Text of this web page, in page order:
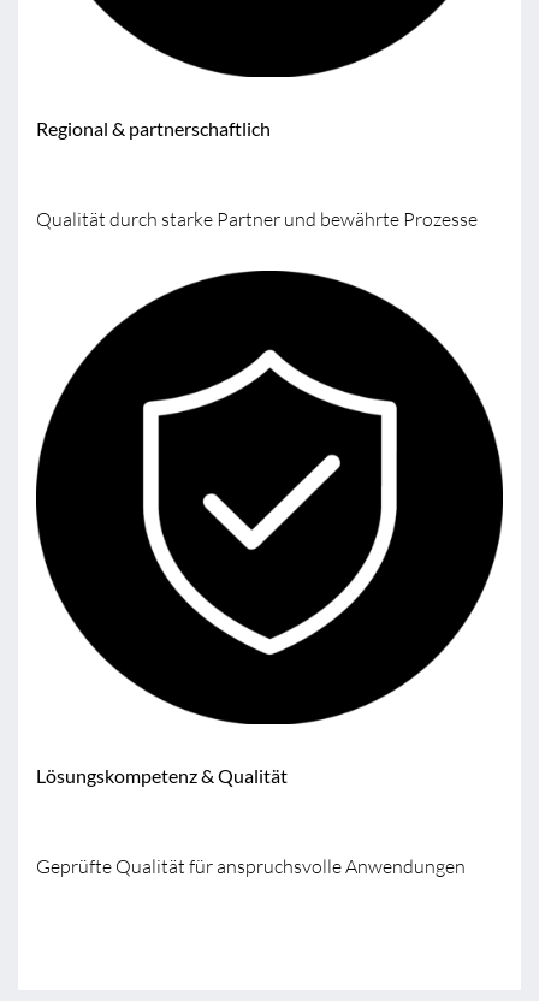
Regional & partnerschaftlich
Qualität durch starke Partner und bewährte Prozesse
Lösungskompetenz & Qualität
Geprüfte Qualität für anspruchsvolle Anwendungen